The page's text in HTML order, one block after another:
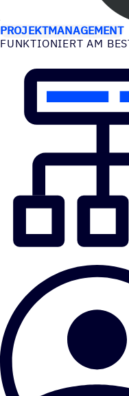
PROJEKTMANAGEMENT
FUNK­TIO­NIERT AM